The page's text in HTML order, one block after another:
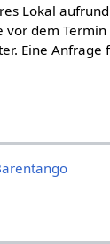
Lokal
dem
Eine